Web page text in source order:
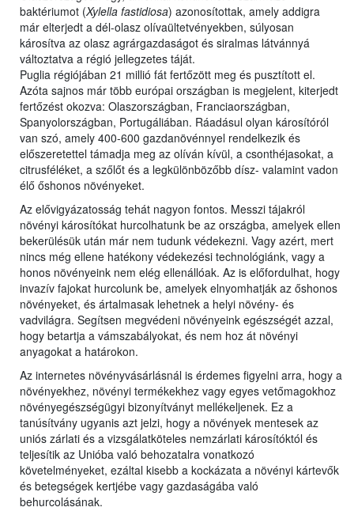
baktériumot (Xylella fastidiosa) azonosítottak, amely addigra
már elterjedt a dél-olasz olívaültetvényekben, súlyosan
károsítva az olasz agrárgazdaságot és siralmas látvánnyá
változtatva a régió jellegzetes táját.
Puglia régiójában 21 millió fát fertőzött meg és pusztított el.
Azóta sajnos már több európai országban is megjelent, kiterjedt
fertőzést okozva: Olaszországban, Franciaországban,
Spanyolországban, Portugáliában. Ráadásul olyan károsítóról
van szó, amely 400-600 gazdanövénnyel rendelkezik és
előszeretettel támadja meg az olíván kívül, a csonthéjasokat, a
citrusféléket, a szőlőt és a legkülönbözőbb dísz- valamint vadon
élő őshonos növényeket.
Az elővigyázatosság tehát nagyon fontos. Messzi tájakról
növényi károsítókat hurcolhatunk be az országba, amelyek ellen
bekerülésük után már nem tudunk védekezni. Vagy azért, mert
nincs még ellene hatékony védekezési technológiánk, vagy a
honos növényeink nem elég ellenállóak. Az is előfordulhat, hogy
invazív fajokat hurcolunk be, amelyek elnyomhatják az őshonos
növényeket, és ártalmasak lehetnek a helyi növény- és
vadvilágra. Segítsen megvédeni növényeink egészségét azzal,
hogy betartja a vámszabályokat, és nem hoz át növényi
anyagokat a határokon.
Az internetes növényvásárlásnál is érdemes figyelni arra, hogy a
növényekhez, növényi termékekhez vagy egyes vetőmagokhoz
növényegészségügyi bizonyítványt mellékeljenek. Ez a
tanúsítvány ugyanis azt jelzi, hogy a növények mentesek az
uniós zárlati és a vizsgálatköteles nemzárlati károsítóktól és
teljesítik az Unióba való behozatalra vonatkozó
követelményeket, ezáltal kisebb a kockázata a növényi kártevők
és betegségek kertjébe vagy gazdaságába való
behurcolásának.